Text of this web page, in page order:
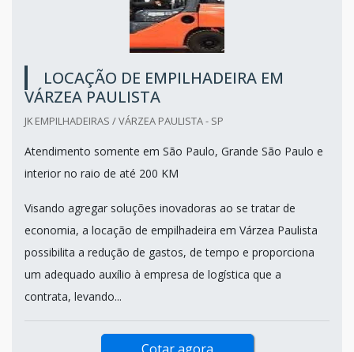
LOCAÇÃO DE EMPILHADEIRA EM
VÁRZEA PAULISTA
JK EMPILHADEIRAS / VÁRZEA PAULISTA - SP
Atendimento somente em São Paulo, Grande São Paulo e
interior no raio de até 200 KM
Visando agregar soluções inovadoras ao se tratar de
economia, a locação de empilhadeira em Várzea Paulista
possibilita a redução de gastos, de tempo e proporciona
um adequado auxílio à empresa de logística que a
contrata, levando...
Cotar agora